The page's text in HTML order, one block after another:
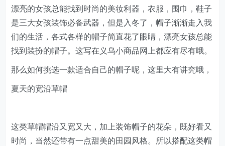
漂亮的女孩总能找到时尚的美妆利器，衣服，围巾，鞋子
是三大女孩装饰必备武器，但是入冬了，帽子渐渐走入我
们的生活，各式各样的帽子简直花了眼睛，漂亮女孩总能
找到装扮的帽子。这写在义乌小商品网上都应有尽有哦。
那么如何挑选一款适合自己的帽子呢，这里大有讲究哦，
夏天的宽沿草帽
这类草帽帽沿又宽又大，加上装饰帽子的花朵，既好看又
时尚，当然还带有一点甜美的田园风格。所以搭配这类帽